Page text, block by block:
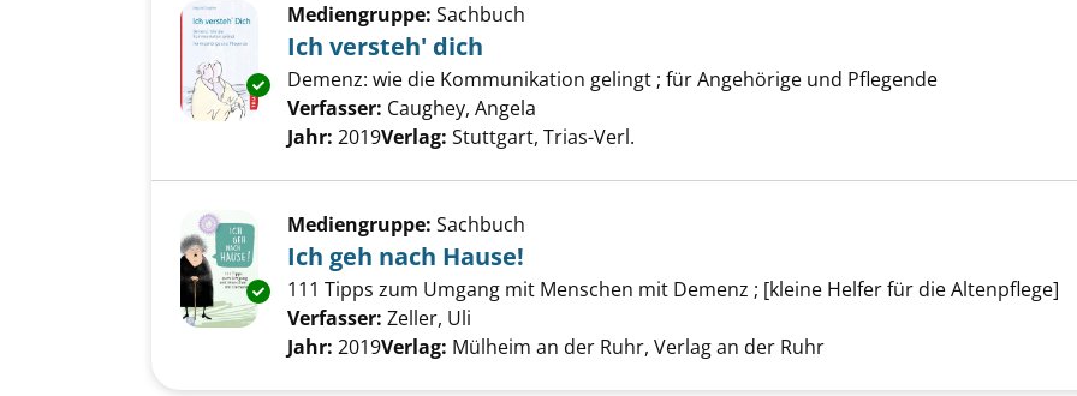
Exemplar-Details von Ich versteh' dich anzeigen
Mediengruppe: Sachbuch
Ich versteh' dich
Demenz: wie die Kommunikation gelingt ; für Angehörige und Pflegende
Verfasser: Caughey, Angela
Jahr: 2019Verlag: Stuttgart, Trias-Verl.
Exemplar-Details von Ich geh nach Hause! anzeigen
Mediengruppe: Sachbuch
Ich geh nach Hause!
111 Tipps zum Umgang mit Menschen mit Demenz ; [kleine Helfer für die Altenpflege]
Verfasser: Zeller, Uli
Jahr: 2019Verlag: Mülheim an der Ruhr, Verlag an der Ruhr